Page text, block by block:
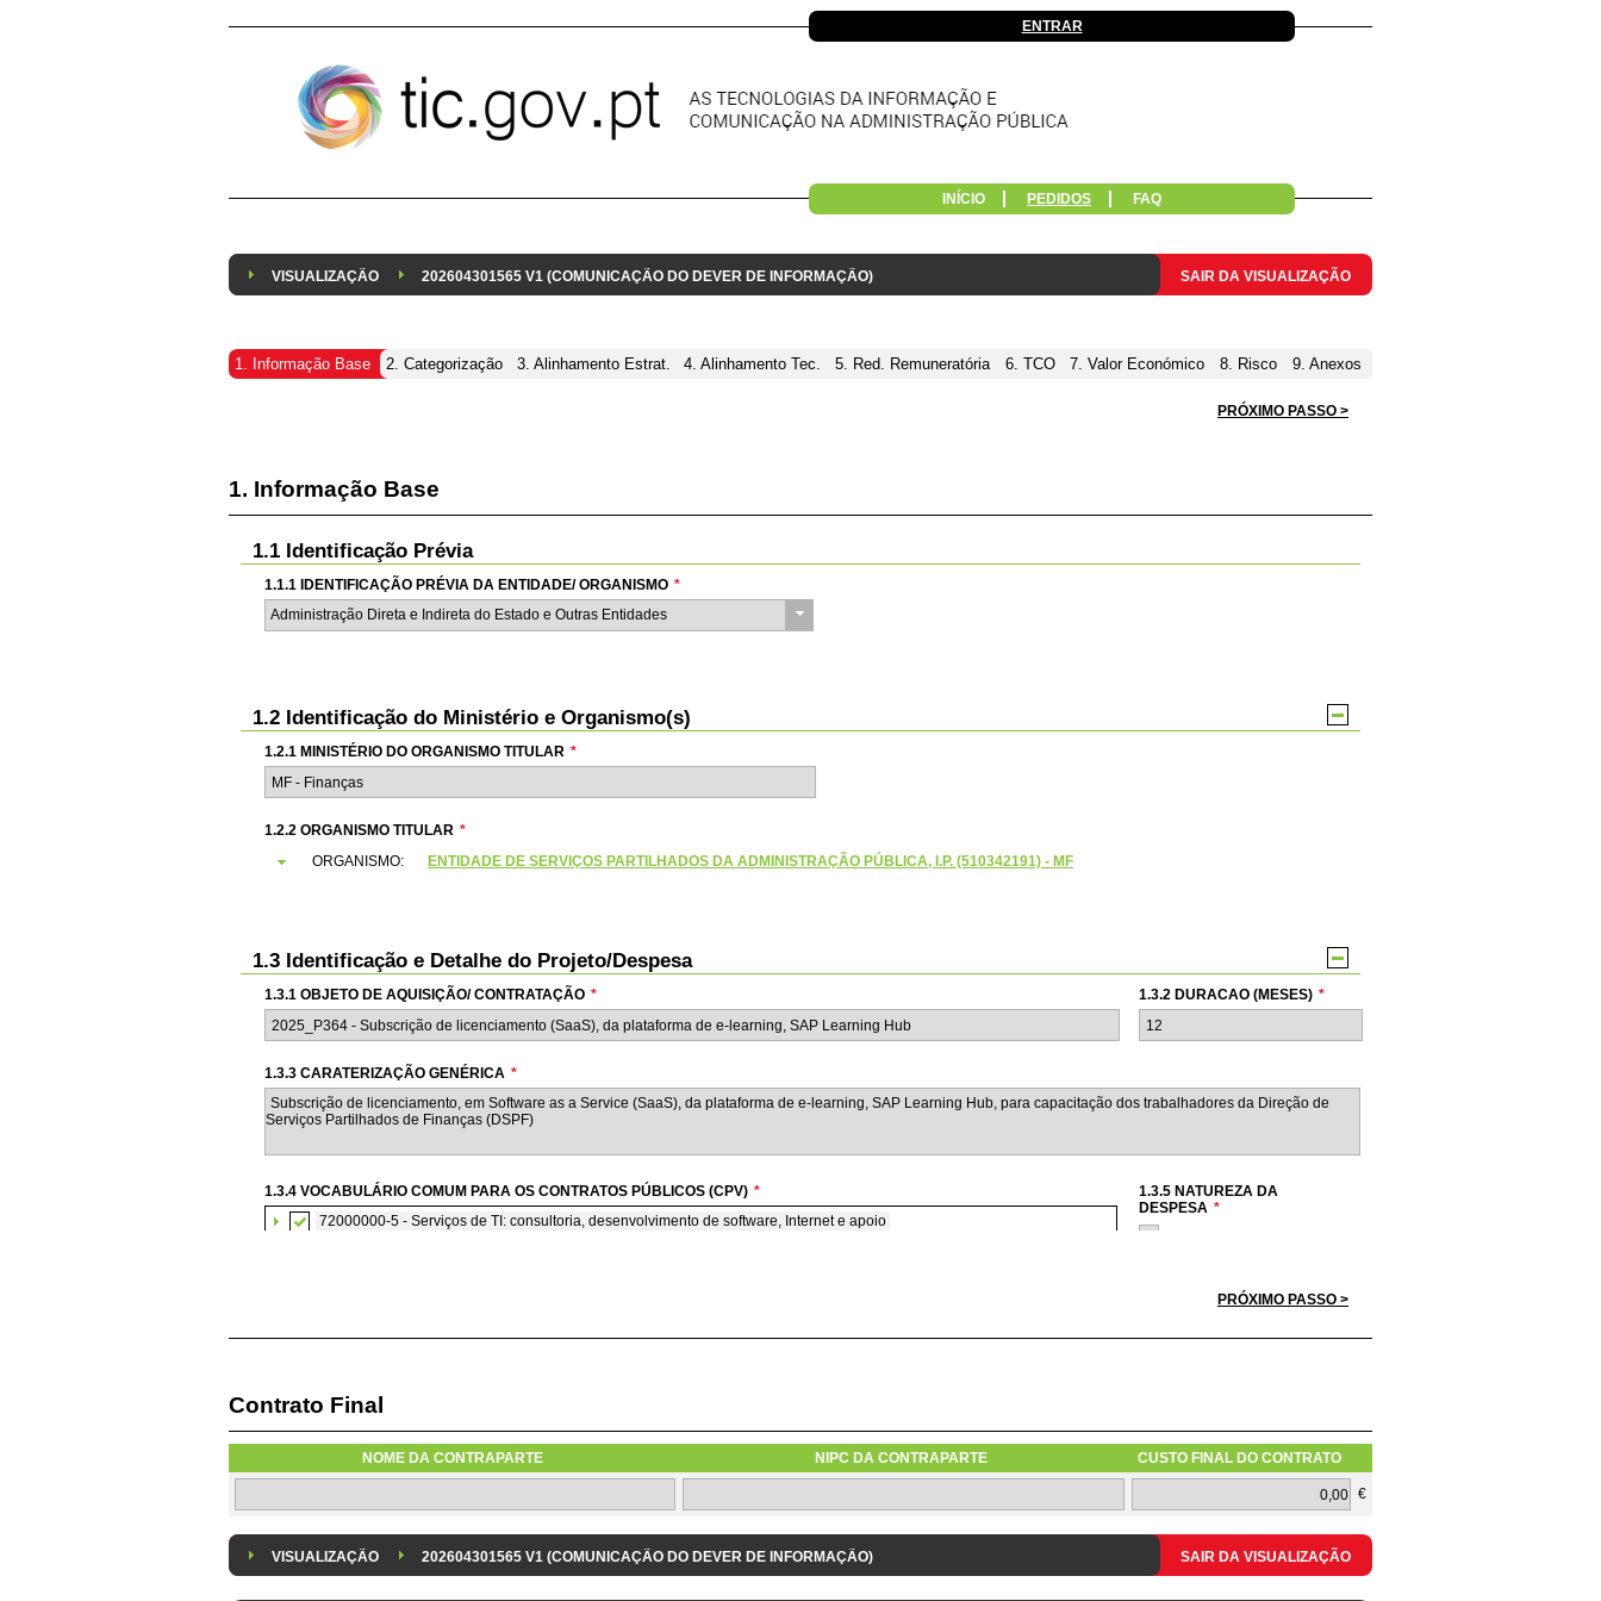
ENTRAR
INÍCIO PEDIDOS FAQ
VISUALIZAÇÃO 202604301565 V1 (COMUNICAÇÃO DO DEVER DE INFORMAÇÃO) SAIR DA VISUALIZAÇÃO
PRÓXIMO PASSO >
1. Informação Base 2. Categorização 3. Alinhamento Estrat. 4. Alinhamento Tec. 5. Red. Remuneratória 6. TCO 7. Valor Económico 8. Risco 9. Anexos
1. Informação Base
1.1 Identificação Prévia
1.1.1 IDENTIFICAÇÃO PRÉVIA DA ENTIDADE/ ORGANISMO *
Administração Direta e Indireta do Estado e Outras Entidades
1.2 Identificação do Ministério e Organismo(s)
1.2.1 MINISTÉRIO DO ORGANISMO TITULAR *
1.2.2 ORGANISMO TITULAR *
ORGANISMO:
ENTIDADE DE SERVIÇOS PARTILHADOS DA ADMINISTRAÇÃO PÚBLICA, I.P. (510342191) - MF
1.3 Identificação e Detalhe do Projeto/Despesa
1.3.1 OBJETO DE AQUISIÇÃO/ CONTRATAÇÃO * 1.3.2 DURACAO (MESES) *
1.3.3 CARATERIZAÇÃO GENÉRICA *
1.3.4 VOCABULÁRIO COMUM PARA OS CONTRATOS PÚBLICOS (CPV) *
72000000-5 - Serviços de TI: consultoria, desenvolvimento de software, Internet e apoio
1.3.5 NATUREZA DA
DESPESA *
Serviços
1.3.7 CONTRATAÇÃO DE SERVIÇOS EM REGIME DE AVENÇA
Os serviços são contratados em regime de avença
1.3.10 TIPOLOGIA DO PEDIDO
PRÓXIMO PASSO >
Contrato Final
NOME DA CONTRAPARTE NIPC DA CONTRAPARTE CUSTO FINAL DO CONTRATO
€
VISUALIZAÇÃO 202604301565 V1 (COMUNICAÇÃO DO DEVER DE INFORMAÇÃO) SAIR DA VISUALIZAÇÃO